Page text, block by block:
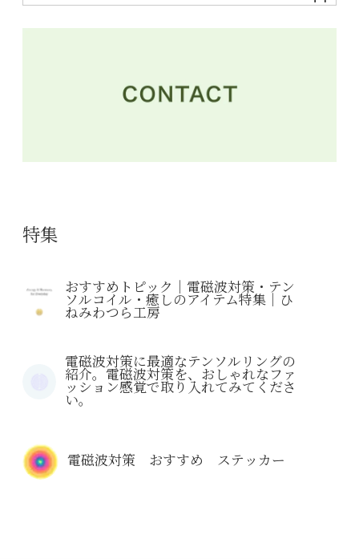
特集
おすすめトピック｜電磁波対策・テン
ソルコイル・癒しのアイテム特集｜ひ
ねみわつら工房
電磁波対策に最適なテンソルリングの
紹介。電磁波対策を、おしゃれなファ
ッション感覚で取り入れてみてくださ
い。
電磁波対策 おすすめ ステッカー